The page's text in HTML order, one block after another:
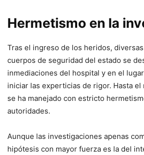
Hermetismo en la
Tras el ingreso de los heridos,
cuerpos de seguridad del estado se
inmediaciones del hospital y en el
iniciar las experticias de rigor. Hasta el
se ha manejado con estricto
autoridades.
Aunque las investigaciones apenas
hipótesis con mayor fuerza es la del